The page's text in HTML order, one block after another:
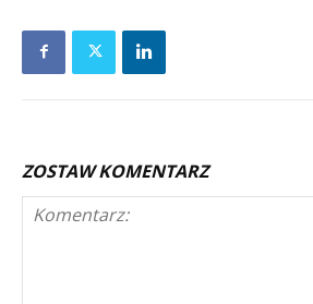
ZOSTAW KOMENTARZ